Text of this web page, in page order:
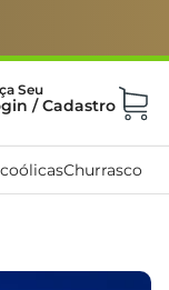
Churrasco